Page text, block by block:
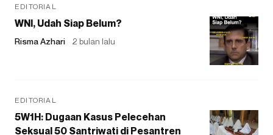
EDITORIAL
WNI, Udah Siap Belum?
Risma Azhari 2 bulan lalu
EDITORIAL
5W1H: Dugaan Kasus Pelecehan
Seksual 50 Santriwati di Pesantren